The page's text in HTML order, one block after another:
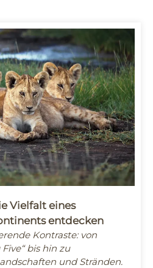
Vielfalt eines
entdecken
Kontraste: von
bis hin zu
und Stränden.